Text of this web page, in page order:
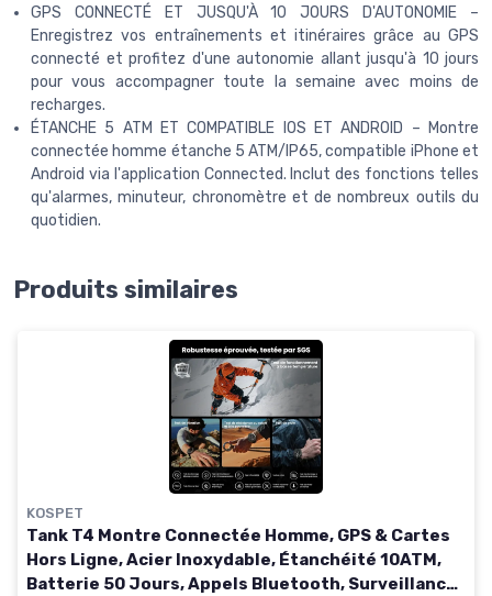
GPS CONNECTÉ ET JUSQU'À 10 JOURS D'AUTONOMIE –
Enregistrez vos entraînements et itinéraires grâce au GPS
connecté et profitez d'une autonomie allant jusqu'à 10 jours
pour vous accompagner toute la semaine avec moins de
recharges.
ÉTANCHE 5 ATM ET COMPATIBLE IOS ET ANDROID – Montre
connectée homme étanche 5 ATM/IP65, compatible iPhone et
Android via l'application Connected. Inclut des fonctions telles
qu'alarmes, minuteur, chronomètre et de nombreux outils du
quotidien.
Produits similaires
KOSPET
Tank T4 Montre Connectée Homme, GPS & Cartes
Hors Ligne, Acier Inoxydable, Étanchéité 10ATM,
Batterie 50 Jours, Appels Bluetooth, Surveillance